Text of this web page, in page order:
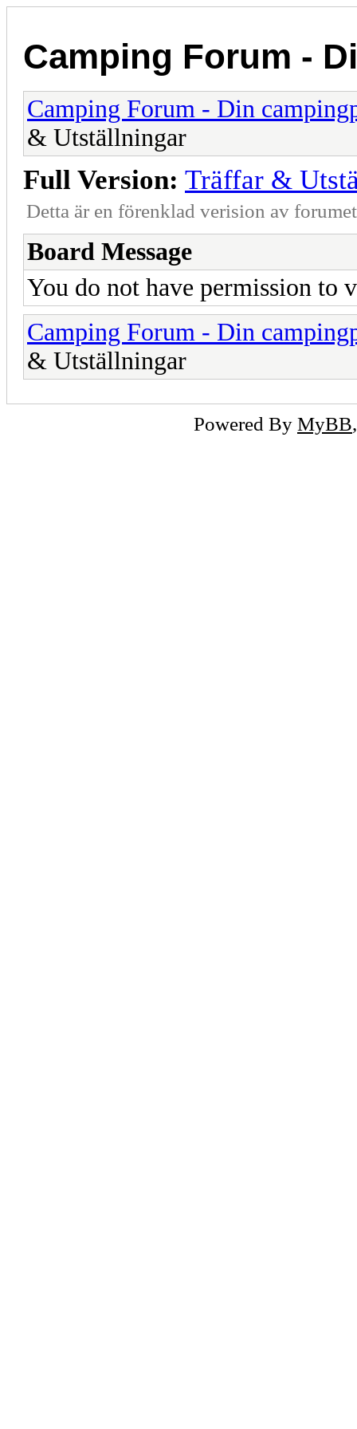
Camping Forum -
Camping Forum - Din
& Utställningar
Full Version: Träffar &
Detta är en förenklad verision av
Board Message
You do not have permission to
Camping Forum - Din
& Utställningar
Powered By MyBB